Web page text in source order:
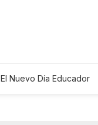
El Nuevo Día Educador